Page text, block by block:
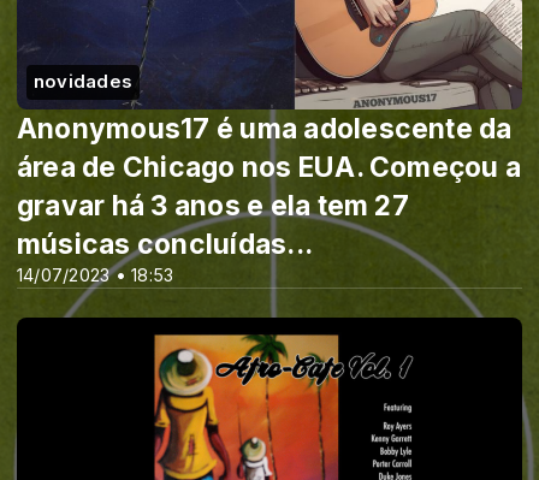
novidades
14/07/2023 • 18:53
Anonymous17 é uma adolescente da
área de Chicago nos EUA. Começou a
gravar há 3 anos e ela tem 27
músicas concluídas...